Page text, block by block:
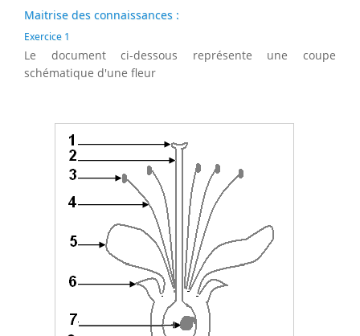
Maitrise des connaissances :
Exercice 1
Le document ci-dessous représente une coupe
schématique d'une fleur